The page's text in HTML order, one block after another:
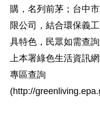
購，名列前茅；台中
限公司，結合環保義
具特色，民眾如需查
上本署綠色生活資訊
專區查詢
(http://